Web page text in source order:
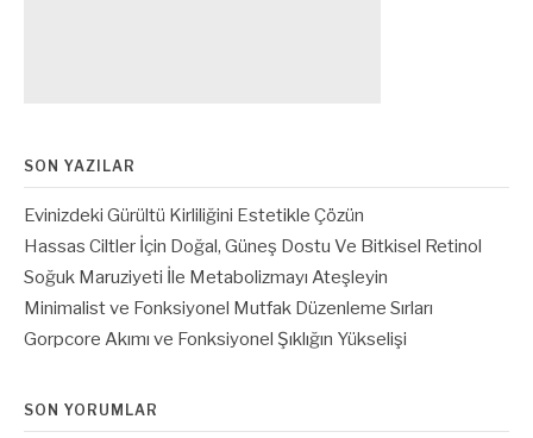
SON YAZILAR
Evinizdeki Gürültü Kirliliğini Estetikle Çözün
Hassas Ciltler İçin Doğal, Güneş Dostu Ve Bitkisel Retinol
Soğuk Maruziyeti İle Metabolizmayı Ateşleyin
Minimalist ve Fonksiyonel Mutfak Düzenleme Sırları
Gorpcore Akımı ve Fonksiyonel Şıklığın Yükselişi
SON YORUMLAR